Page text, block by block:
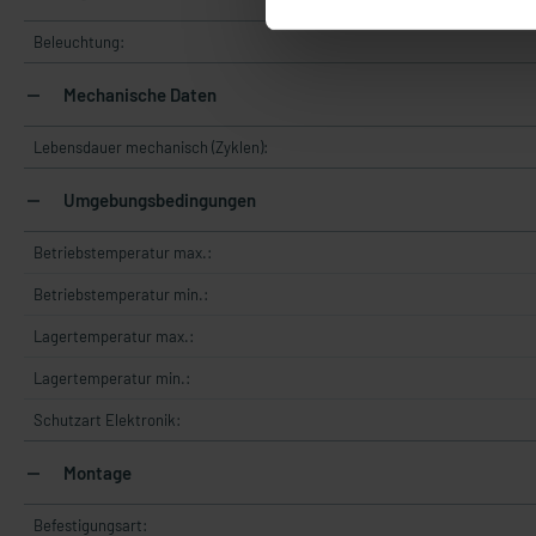
Beleuchtung:
Mechanische Daten
Lebensdauer mechanisch (Zyklen):
Umgebungsbedingungen
Betriebstemperatur max.:
Betriebstemperatur min.:
Lagertemperatur max.:
Lagertemperatur min.:
Schutzart Elektronik:
Montage
Befestigungsart: